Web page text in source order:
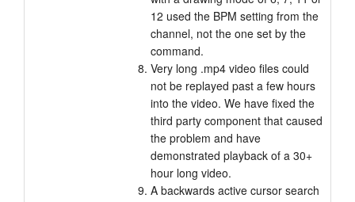
12 used the BPM setting from the
channel, not the one set by the
command.
Very long .mp4 video files could
not be replayed past a few hours
into the video. We have fixed the
third party component that caused
the problem and have
demonstrated playback of a 30+
hour long video.
A backwards active cursor search